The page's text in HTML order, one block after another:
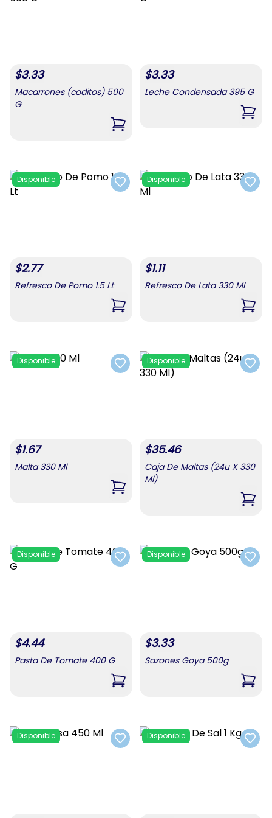
$3.33
Macarrones (coditos) 500
G
,Macarrones (coditos) 500 G
$3.33
Leche Condensada 395 G
,
Add to favorites
Disponible
$2.77
Refresco De Pomo 1.5 Lt
,Refresco De Pomo 1.5 Lt
Add
Disponible
$1.11
Refresco De Lata 330 Ml
,
Add to favorites
Disponible
$1.67
Malta 330 Ml
,Malta 330 Ml
Add
Disponible
$35.46
Caja De Maltas (24u X 330
Ml)
,
Add to favorites
Disponible
$4.44
Pasta De Tomate 400 G
,Pasta De Tomate 400 G
Add
Disponible
$3.33
Sazones Goya 500g
,
Add to favorites
Disponible
Add
Disponible